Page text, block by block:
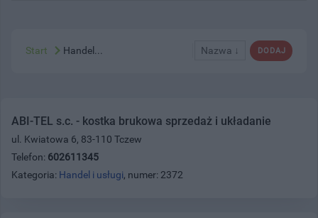
DODAJ
Nazwa ↓
Start Handel...
ABI-TEL s.c. - kostka brukowa sprzedaż i układanie
ul. Kwiatowa 6, 83-110 Tczew
Telefon: 602611345
Kategoria: Handel i usługi, numer: 2372